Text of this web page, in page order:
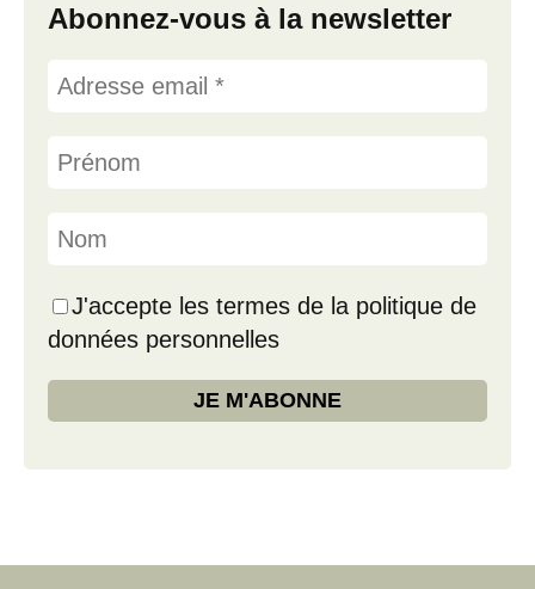
Abonnez-vous à la newsletter
J'accepte les termes de la politique de
données personnelles